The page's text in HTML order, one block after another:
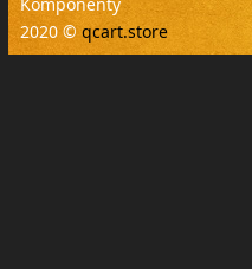
2020 © qcart.store